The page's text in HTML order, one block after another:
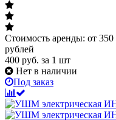
Стоимость аренды: от 350
рублей
400 руб. за 1 шт
Нет в наличии
Под заказ